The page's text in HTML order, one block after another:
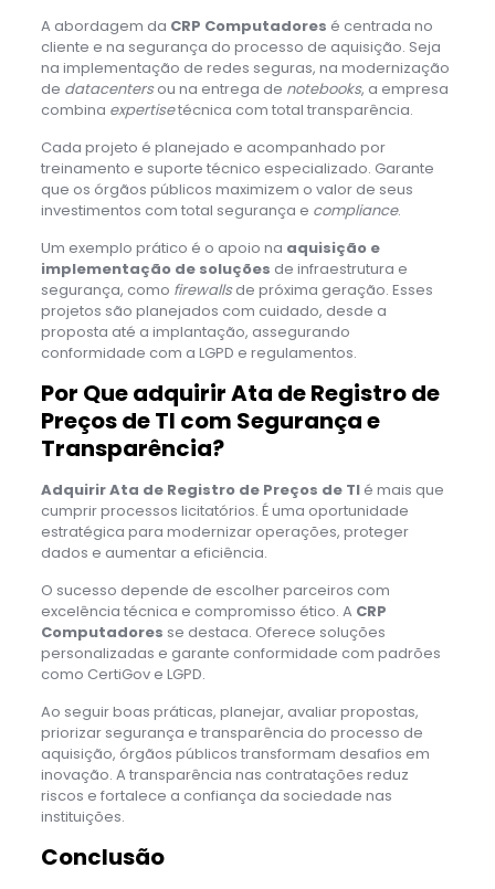
A abordagem da CRP Computadores é centrada no
cliente e na segurança do processo de aquisição. Seja
na implementação de redes seguras, na modernização
de datacentersou na entrega de notebooks, a empresa
combina expertisetécnica com total transparência.
Cada projeto é planejado e acompanhado por
treinamento e suporte técnico especializado. Garante
que os órgãos públicos maximizem o valor de seus
investimentos com total segurança e compliance.
Um exemplo prático é o apoio na aquisição e
implementação de soluções de infraestrutura e
segurança, como firewallsde próxima geração. Esses
projetos são planejados com cuidado, desde a
proposta até a implantação, assegurando
conformidade com a LGPD e regulamentos.
Por Que adquirir Ata de Registro de
Preços de TI com Segurança e
Transparência?
Adquirir Ata de Registro de Preços de TIé mais que
cumprir processos licitatórios. É uma oportunidade
estratégica para modernizar operações, proteger
dados e aumentar a eficiência.
O sucesso depende de escolher parceiros com
excelência técnica e compromisso ético. A CRP
Computadores se destaca. Oferece soluções
personalizadas e garante conformidade com padrões
como CertiGov e LGPD.
Ao seguir boas práticas, planejar, avaliar propostas,
priorizar segurança e transparência do processo de
aquisição, órgãos públicos transformam desafios em
inovação. A transparência nas contratações reduz
riscos e fortalece a confiança da sociedade nas
instituições.
Conclusão